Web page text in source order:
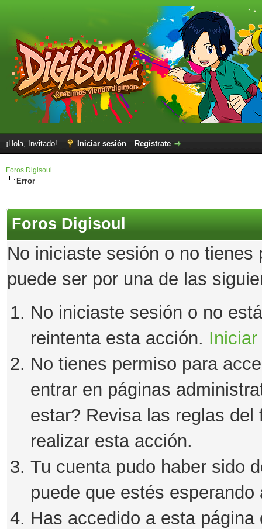
¡Hola, Invitado! Iniciar sesión Regístrate
Foros Digisoul
Error
Foros Digisoul
No iniciaste sesión o no
puede ser por una de las
No iniciaste sesión o no
reintenta esta acción.
No tienes permiso para
entrar en páginas
estar? Revisa las reglas
realizar esta acción.
Tu cuenta pudo haber sido
puede que estés esperando
Has accedido a esta